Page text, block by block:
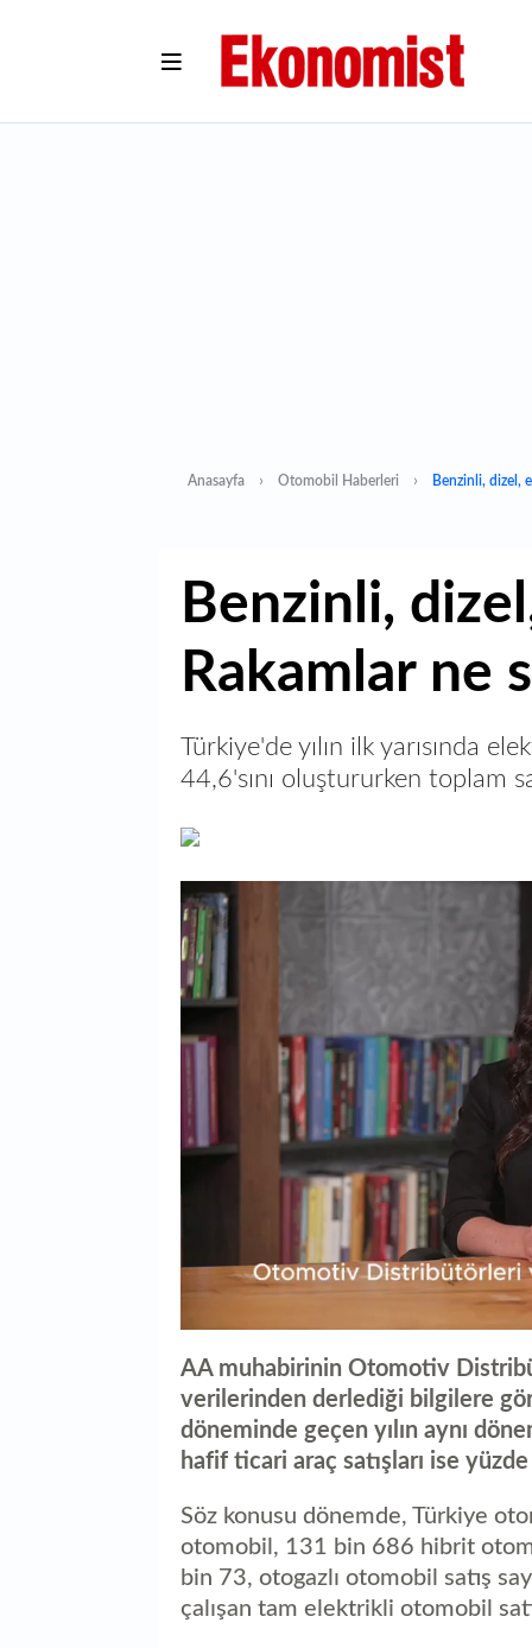
Anasayfa Otomobil Haberleri Benzinli, dizel,
Benzinli,
Rakamlar ne
Türkiye'de yılın ilk yarısında
44,6'sını oluştururken toplam
seconds
of
1
minute,
8
seconds Volume
0%
AA muhabirinin Otomotiv
verilerinden derlediği bilgilere
döneminde geçen yılın aynı
hafif ticari araç satışları ise
Söz konusu dönemde, Türkiye
otomobil, 131 bin 686 hibrit
bin 73, otogazlı otomobil satış
çalışan tam elektrikli otomobil